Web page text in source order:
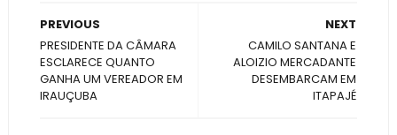
NEXT
CAMILO SANTANA E
ALOIZIO MERCADANTE
DESEMBARCAM EM
ITAPAJÉ
PREVIOUS
PRESIDENTE DA CÂMARA
ESCLARECE QUANTO
GANHA UM VEREADOR EM
IRAUÇUBA